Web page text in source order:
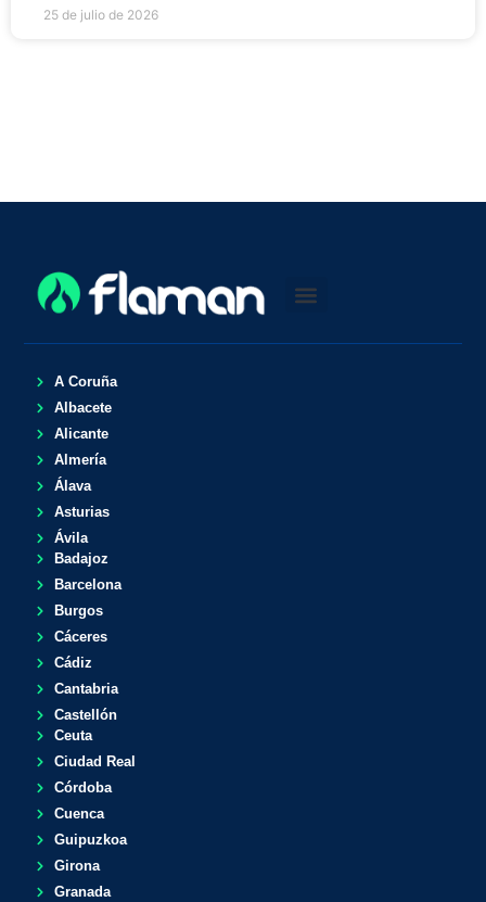
25 de julio de 2026
A Coruña
Albacete
Alicante
Almería
Álava
Asturias
Ávila
Badajoz
Barcelona
Burgos
Cáceres
Cádiz
Cantabria
Castellón
Ceuta
Ciudad Real
Córdoba
Cuenca
Guipuzkoa
Girona
Granada